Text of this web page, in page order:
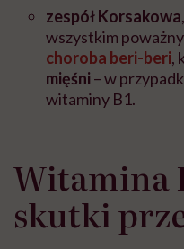
zespół Korsakowa
wszystkim
choroba beri-beri,
mięśni – w
witaminy B1.
Witamina
skutki